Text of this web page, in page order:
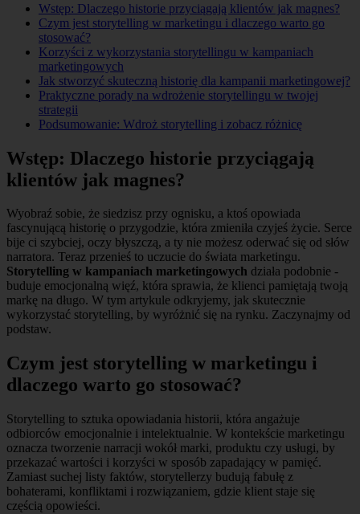
Wstęp: Dlaczego historie przyciągają klientów jak magnes?
Czym jest storytelling w marketingu i dlaczego warto go
stosować?
Korzyści z wykorzystania storytellingu w kampaniach
marketingowych
Jak stworzyć skuteczną historię dla kampanii marketingowej?
Praktyczne porady na wdrożenie storytellingu w twojej
strategii
Podsumowanie: Wdroż storytelling i zobacz różnicę
Wstęp: Dlaczego historie przyciągają
klientów jak magnes?
Wyobraź sobie, że siedzisz przy ognisku, a ktoś opowiada
fascynującą historię o przygodzie, która zmieniła czyjeś życie. Serce
bije ci szybciej, oczy błyszczą, a ty nie możesz oderwać się od słów
narratora. Teraz przenieś to uczucie do świata marketingu.
Storytelling w kampaniach marketingowych działa podobnie -
buduje emocjonalną więź, która sprawia, że klienci pamiętają twoją
markę na długo. W tym artykule odkryjemy, jak skutecznie
wykorzystać storytelling, by wyróżnić się na rynku. Zaczynajmy od
podstaw.
Czym jest storytelling w marketingu i
dlaczego warto go stosować?
Storytelling to sztuka opowiadania historii, która angażuje
odbiorców emocjonalnie i intelektualnie. W kontekście marketingu
oznacza tworzenie narracji wokół marki, produktu czy usługi, by
przekazać wartości i korzyści w sposób zapadający w pamięć.
Zamiast suchej listy faktów, storytellerzy budują fabułę z
bohaterami, konfliktami i rozwiązaniem, gdzie klient staje się
częścią opowieści.